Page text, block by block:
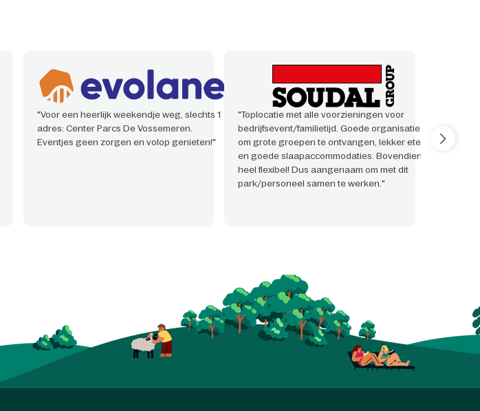
"Voor een heerlijk weekendje weg, slechts 1
adres: Center Parcs De Vossemeren.
Eventjes geen zorgen en volop genieten!"
"Toplocatie met alle voorzieningen voor
bedrijfsevent/familietijd. Goede organisatie
om grote groepen te ontvangen, lekker eten!
en goede slaapaccommodaties. Bovendien
heel flexibel! Dus aangenaam om met dit
park/personeel samen te werken."
vonden